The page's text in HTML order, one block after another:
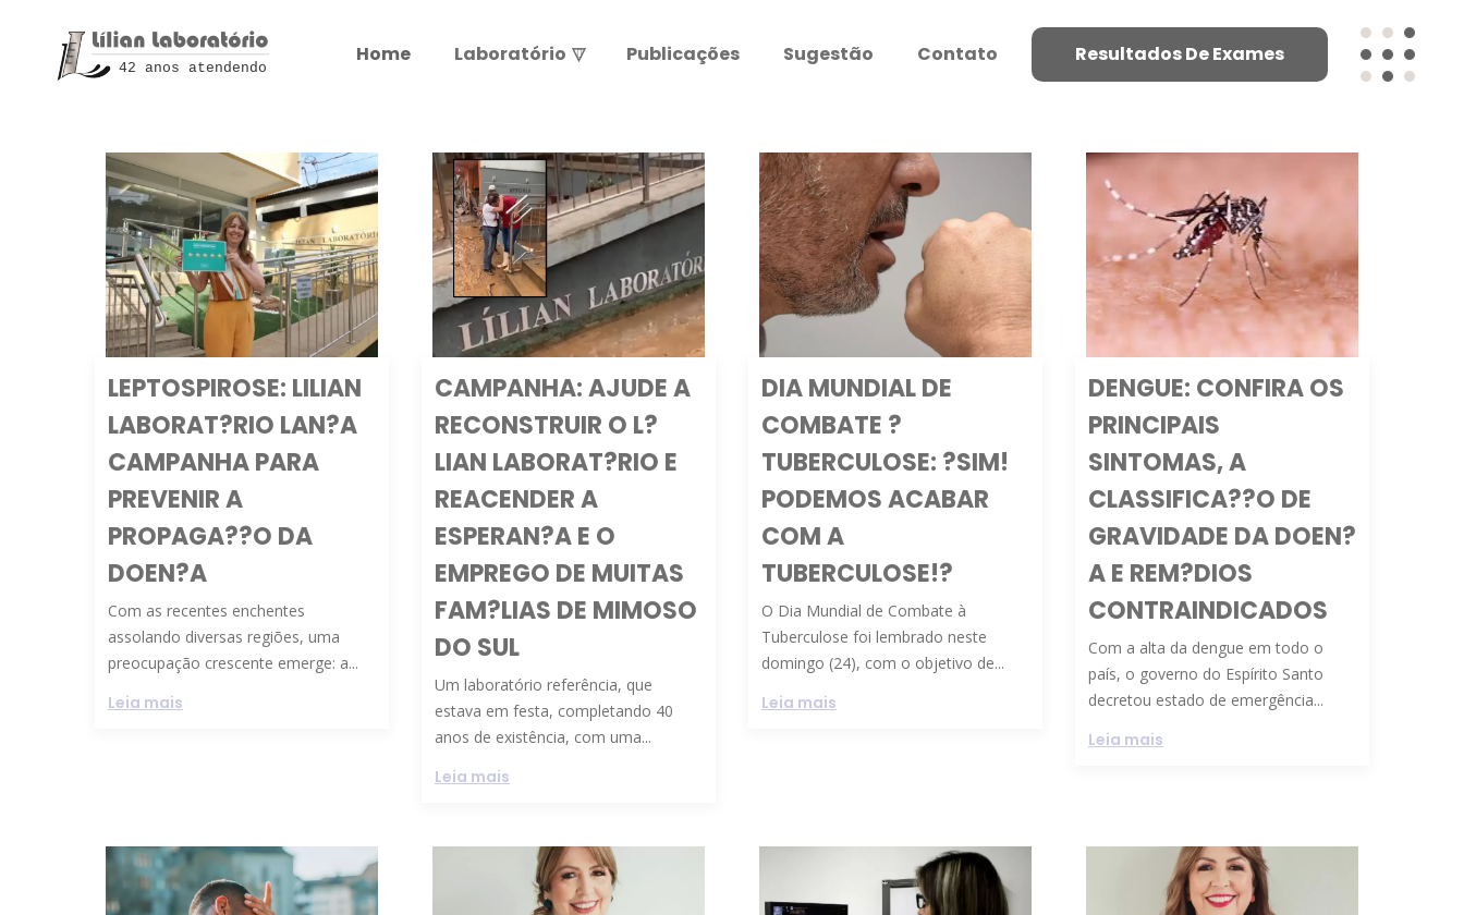
42 anos atendendo
Home Laboratório ▽ Publicações Sugestão Contato
ATENÇÃO:
Resultados De Exames
LEPTOSPIROSE: LILIAN
LABORAT?RIO LAN?A
CAMPANHA PARA
PREVENIR A
PROPAGA??O DA
DOEN?A
Com as recentes enchentes
assolando diversas regiões, uma
preocupação crescente emerge: a...
Leia mais
CAMPANHA: AJUDE A
RECONSTRUIR O L?
LIAN LABORAT?RIO E
REACENDER A
ESPERAN?A E O
EMPREGO DE MUITAS
FAM?LIAS DE MIMOSO
DO SUL
Um laboratório referência, que
estava em festa, completando 40
anos de existência, com uma...
Leia mais
DIA MUNDIAL DE
COMBATE ?
TUBERCULOSE: ?SIM!
PODEMOS ACABAR
COM A
TUBERCULOSE!?
O Dia Mundial de Combate à
Tuberculose foi lembrado neste
domingo (24), com o objetivo de...
Leia mais
DENGUE: CONFIRA OS
PRINCIPAIS
SINTOMAS, A
CLASSIFICA??O DE
GRAVIDADE DA DOEN?
A E REM?DIOS
CONTRAINDICADOS
Com a alta da dengue em todo o
país, o governo do Espírito Santo
decretou estado de emergência...
Leia mais